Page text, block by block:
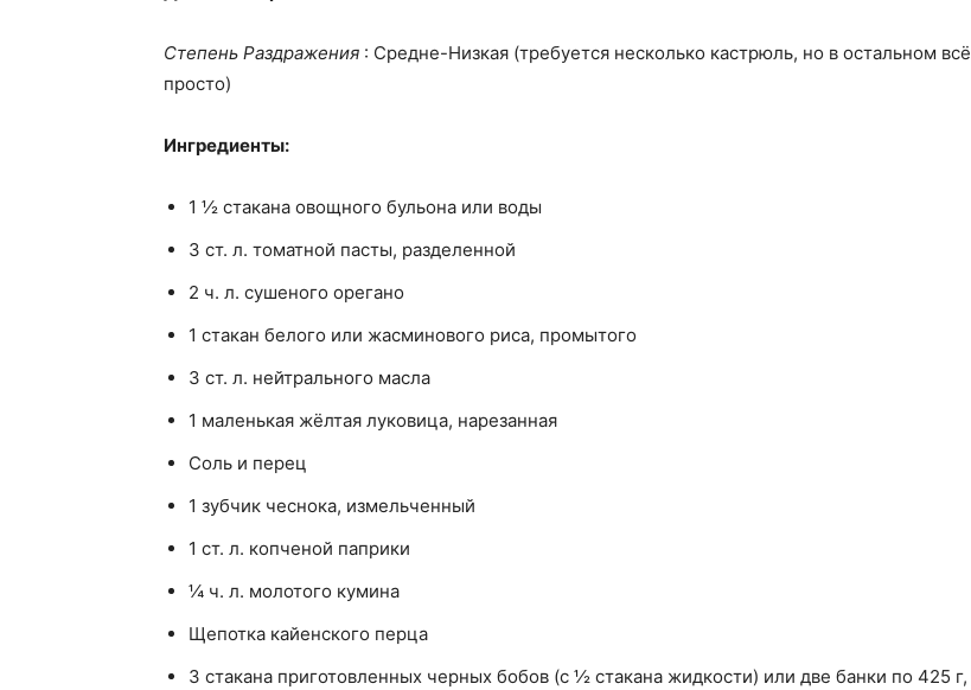
Степень Раздражения : Средне-Низкая (требуется несколько кастрюль, но в остальном всё
просто)
Ингредиенты:
1 ½ стакана овощного бульона или воды
3 ст. л. томатной пасты, разделенной
2 ч. л. сушеного орегано
1 стакан белого или жасминового риса, промытого
3 ст. л. нейтрального масла
1 маленькая жёлтая луковица, нарезанная
Соль и перец
1 зубчик чеснока, измельченный
1 ст. л. копченой паприки
¼ ч. л. молотого кумина
Щепотка кайенского перца
3 стакана приготовленных черных бобов (с ½ стакана жидкости) или две банки по 425 г,